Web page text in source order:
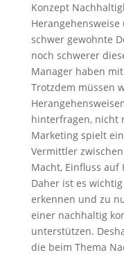
Konzept
schwer gewohnte
noch schwerer
Manager haben
Trotzdem müssen
hinterfragen, nicht
Marketing spielt
Vermittler
Macht, Einfluss
Daher ist es
erkennen und zu
einer nachhaltig
unterstützen.
die beim Thema